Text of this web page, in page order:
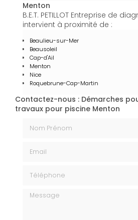
Menton
B.E.T. PETILLOT Entreprise de
intervient à proximité de :
Beaulieu-sur-Mer
Beausoleil
Cap-d'Ail
Menton
Nice
Roquebrune-Cap-Martin
Contactez-nous : Démarches
travaux pour piscine Menton
Message